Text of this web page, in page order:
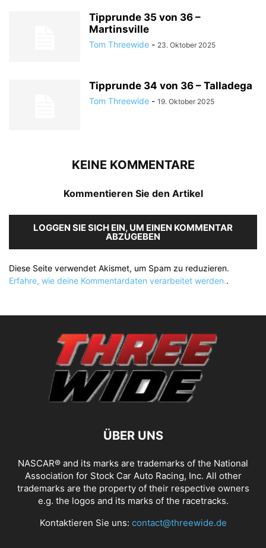
Tipprunde 35 von 36 –
Martinsville
Tom Threewide - 23. Oktober 2025
Tipprunde 34 von 36 – Talladega
Tom Threewide - 19. Oktober 2025
KEINE KOMMENTARE
Kommentieren Sie den Artikel
LOGGEN SIE SICH EIN, UM EINEN KOMMENTAR
ABZUGEBEN
Diese Seite verwendet Akismet, um Spam zu reduzieren.
Erfahre, wie deine Kommentardaten verarbeitet werden..
ÜBER UNS
NASCAR® and its marks are trademarks of the National
Association for Stock Car Auto Racing, Inc. All other
trademarks are the property of their respective owners
e.g. the logos and its marks of the racetracks.
Kontaktieren Sie uns: contact@threewide.de